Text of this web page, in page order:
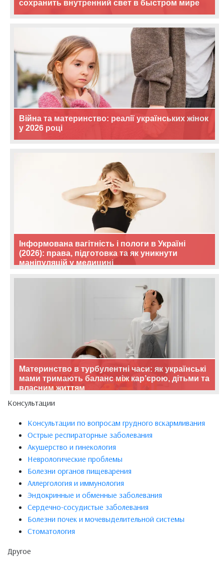
сохранить внутренний свет в быстром мире
Війна та материнство: реалії українських жінок
у 2026 році
Інформована вагітність і пологи в Україні
(2026): права, підготовка та як уникнути
маніпуляцій у медицині
Материнство в турбулентні часи: як українські
мами тримають баланс між кар’єрою, дітьми та
власним життям
Консультации
Консультации по вопросам грудного вскармливания
Острые респираторные заболевания
Акушерство и гинекология
Неврологические проблемы
Болезни органов пищеварения
Аллергология и иммунология
Эндокринные и обменные заболевания
Сердечно-сосудистые заболевания
Болезни почек и мочевыделительной системы
Стоматология
Другое